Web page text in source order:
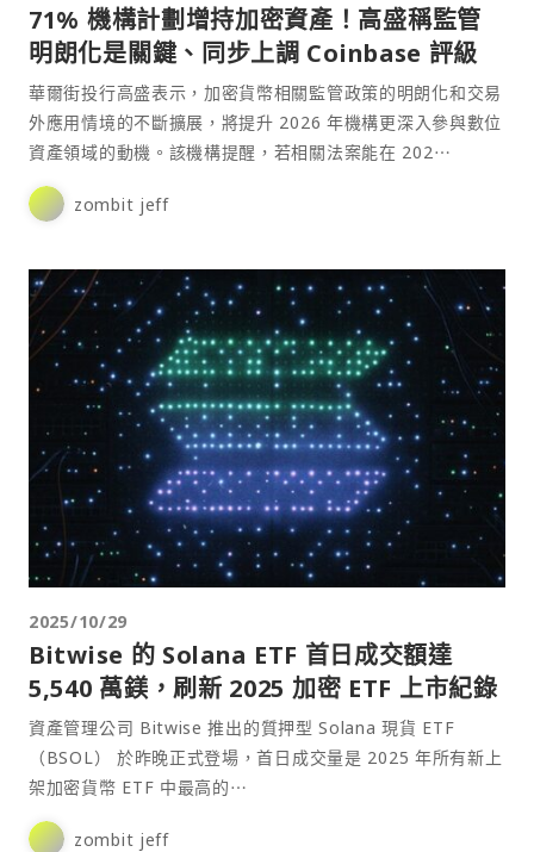
71% 機構計劃增持加密資產！高盛稱監管
明朗化是關鍵、同步上調 Coinbase 評級
華爾街投行高盛表示，加密貨幣相關監管政策的明朗化和交易
外應用情境的不斷擴展，將提升 2026 年機構更深入參與數位
資產領域的動機。該機構提醒，若相關法案能在 202⋯
zombit jeff
2025/10/29
Bitwise 的 Solana ETF 首日成交額達
5,540 萬鎂，刷新 2025 加密 ETF 上市紀錄
資產管理公司 Bitwise 推出的質押型 Solana 現貨 ETF
（BSOL） 於昨晚正式登場，首日成交量是 2025 年所有新上
架加密貨幣 ETF 中最高的⋯
zombit jeff